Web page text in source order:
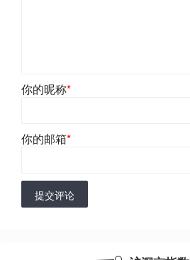
你的昵称*
你的邮箱*
提交评论